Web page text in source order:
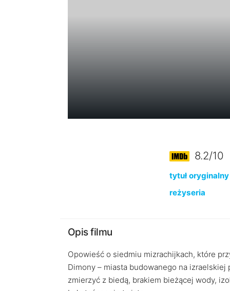
8.2/10
tytuł oryginalny
reżyseria
Opis filmu
Opowieść o siedmiu mizrachijkach, które
Dimony – miasta budowanego na izraelskiej
zmierzyć z biedą, brakiem bieżącej wody,